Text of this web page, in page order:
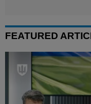
FEATURED